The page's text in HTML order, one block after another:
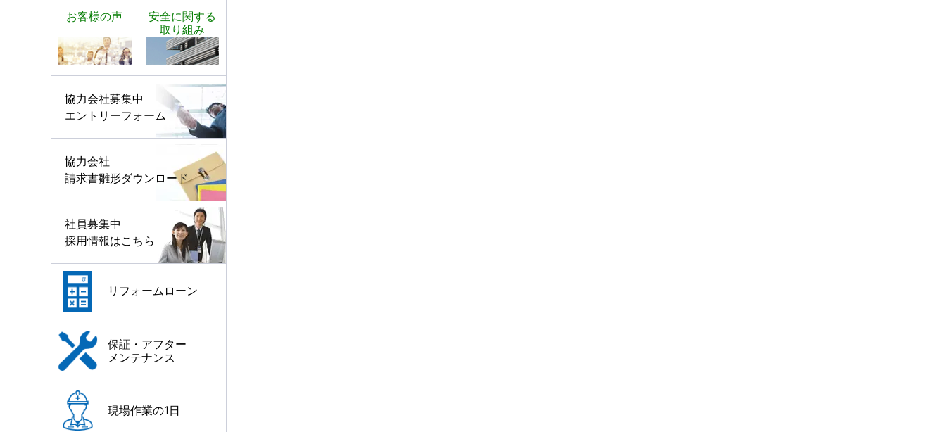
お客様の声
安全に関する
取り組み
協力会社募集中
エントリーフォーム
協力会社
請求書雛形ダウンロード
社員募集中
採用情報はこちら
リフォームローン
保証・アフター
メンテナンス
現場作業の1日